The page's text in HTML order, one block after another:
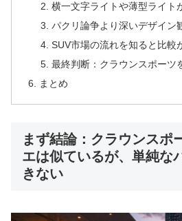
横一文字ライトや薄型ライト
パクリ論争より深いデザイン
SUV市場の流れを知ると比較
最終判断：クラウンスポーツ
まとめ
まず結論：クラウンスポ
エは似ているが、単純な
きない